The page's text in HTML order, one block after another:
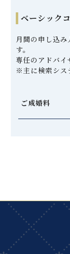
ベーシック
月間の申し込
す。
専任のアドバイ
※主に検索シス
ご成婚料